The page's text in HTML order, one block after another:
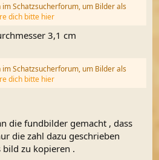
Schatzsucherforum, um Bilder als
dich bitte hier
3,1 cm
Schatzsucherforum, um Bilder als
dich bitte hier
die fundbilder gemacht , dass
die zahl dazu geschrieben
zu kopieren .